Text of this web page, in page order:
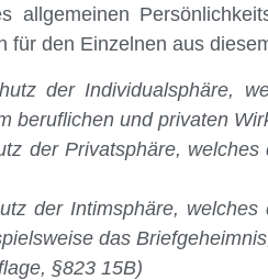
allgemeinen
für den Einzelnen aus
der Individualsphäre,
beruflichen und privaten
der Privatsphäre,
der Intimsphäre,
das
§823 15B)